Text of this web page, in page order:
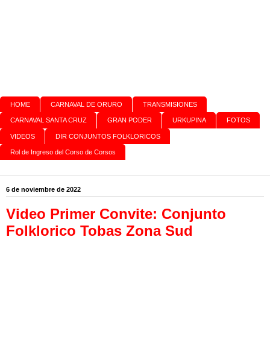
HOME CARNAVAL DE ORURO TRANSMISIONES
CARNAVAL SANTA CRUZ GRAN PODER URKUPINA FOTOS
VIDEOS DIR CONJUNTOS FOLKLORICOS
Rol de Ingreso del Corso de Corsos
6 de noviembre de 2022
Video Primer Convite: Conjunto
Folklorico Tobas Zona Sud